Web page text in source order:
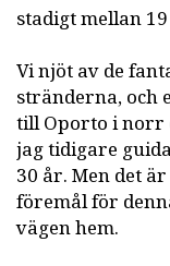
stadigt mellan
Vi njöt av de
stränderna, och
till Oporto i norr
jag tidigare
30 år. Men det
föremål för
vägen hem.